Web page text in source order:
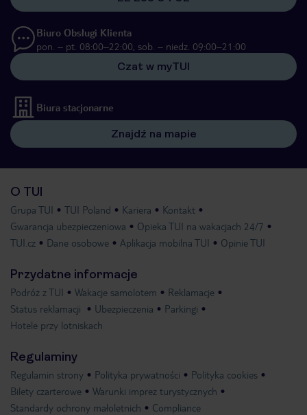
Biuro Obsługi Klienta
pon. – pt. 08:00–22:00, sob. – niedz. 09:00–21:00
Czat w myTUI
Biura stacjonarne
Znajdź na mapie
O TUI
Grupa TUI TUI Poland Kariera
Kontakt
Gwarancja ubezpieczeniowa
Opieka TUI na wakacjach 24/7
TUI.cz
Dane osobowe Aplikacja mobilna TUI Opinie TUI
Przydatne informacje
Podróż z TUI Wakacje samolotem
Reklamacje
Status reklamacji
Ubezpieczenia
Parkingi
Hotele przy lotniskach
Regulaminy
Regulamin strony Polityka prywatności
Polityka cookies
Bilety czarterowe
Warunki imprez turystycznych
Standardy ochrony małoletnich
Compliance